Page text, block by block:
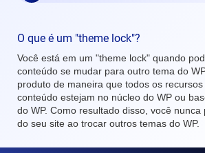
O que é um "theme lock"?
Você está em um "theme lock" quando
conteúdo se mudar para outro tema do
produto de maneira que todos os
conteúdo estejam no núcleo do WP ou
do WP. Como resultado disso, você
do seu site ao trocar outros temas do WP.